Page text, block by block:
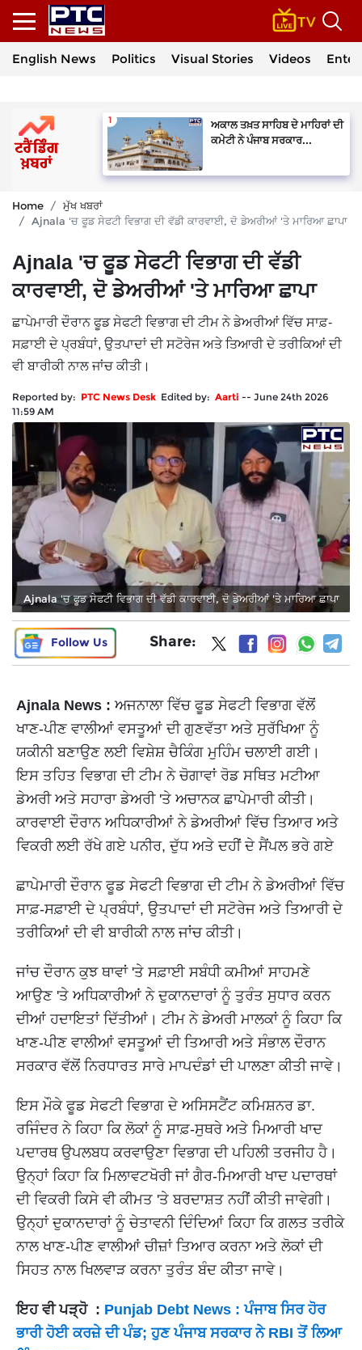
English News Politics Visual Stories Videos
ਅਕਾਲ ਤਖ਼ਤ ਸਾਹਿਬ ਦੇ ਮਾਹਿਰਾਂ ਦੀ
ਕਮੇਟੀ ਨੇ ਪੰਜਾਬ ਸਰਕਾਰ...
Home
ਮੁੱਖ ਖਬਰਾਂ
Ajnala 'ਚ ਫੂਡ ਸੇਫਟੀ ਵਿਭਾਗ ਦੀ ਵੱਡੀ ਕਾਰਵਾਈ, ਦੋ ਡੇਅਰੀਆਂ 'ਤੇ ਮਾਰਿਆ ਛਾਪਾ
Ajnala 'ਚ ਫੂਡ ਸੇਫਟੀ ਵਿਭਾਗ ਦੀ ਵੱਡੀ
ਕਾਰਵਾਈ, ਦੋ ਡੇਅਰੀਆਂ 'ਤੇ ਮਾਰਿਆ ਛਾਪਾ
ਛਾਪੇਮਾਰੀ ਦੌਰਾਨ ਫੂਡ ਸੇਫਟੀ ਵਿਭਾਗ ਦੀ ਟੀਮ ਨੇ ਡੇਅਰੀਆਂ ਵਿੱਚ ਸਾਫ਼-
ਸਫ਼ਾਈ ਦੇ ਪ੍ਰਬੰਧਾਂ, ਉਤਪਾਦਾਂ ਦੀ ਸਟੋਰੇਜ ਅਤੇ ਤਿਆਰੀ ਦੇ ਤਰੀਕਿਆਂ ਦੀ
ਵੀ ਬਾਰੀਕੀ ਨਾਲ ਜਾਂਚ ਕੀਤੀ।
Reported by: PTC News Desk Edited by: Aarti -- June 24th 2026
11:59 AM
Ajnala 'ਚ ਫੂਡ ਸੇਫਟੀ ਵਿਭਾਗ ਦੀ ਵੱਡੀ ਕਾਰਵਾਈ, ਦੋ ਡੇਅਰੀਆਂ 'ਤੇ ਮਾਰਿਆ ਛਾਪਾ
Follow Us Share:
Ajnala News : ਅਜਨਾਲਾ ਵਿੱਚ ਫੂਡ ਸੇਫਟੀ ਵਿਭਾਗ ਵੱਲੋਂ
ਖਾਣ-ਪੀਣ ਵਾਲੀਆਂ ਵਸਤੂਆਂ ਦੀ ਗੁਣਵੱਤਾ ਅਤੇ ਸੁਰੱਖਿਆ ਨੂੰ
ਯਕੀਨੀ ਬਣਾਉਣ ਲਈ ਵਿਸ਼ੇਸ਼ ਚੈਕਿੰਗ ਮੁਹਿੰਮ ਚਲਾਈ ਗਈ।
ਇਸ ਤਹਿਤ ਵਿਭਾਗ ਦੀ ਟੀਮ ਨੇ ਚੋਗਾਵਾਂ ਰੋਡ ਸਥਿਤ ਮਟੀਆ
ਡੇਅਰੀ ਅਤੇ ਸਹਾਰਾ ਡੇਅਰੀ 'ਤੇ ਅਚਾਨਕ ਛਾਪੇਮਾਰੀ ਕੀਤੀ।
ਕਾਰਵਾਈ ਦੌਰਾਨ ਅਧਿਕਾਰੀਆਂ ਨੇ ਡੇਅਰੀਆਂ ਵਿੱਚ ਤਿਆਰ ਅਤੇ
ਵਿਕਰੀ ਲਈ ਰੱਖੇ ਗਏ ਪਨੀਰ, ਦੁੱਧ ਅਤੇ ਦਹੀਂ ਦੇ ਸੈਂਪਲ ਭਰੇ ਗਏ
ਛਾਪੇਮਾਰੀ ਦੌਰਾਨ ਫੂਡ ਸੇਫਟੀ ਵਿਭਾਗ ਦੀ ਟੀਮ ਨੇ ਡੇਅਰੀਆਂ ਵਿੱਚ
ਸਾਫ਼-ਸਫ਼ਾਈ ਦੇ ਪ੍ਰਬੰਧਾਂ, ਉਤਪਾਦਾਂ ਦੀ ਸਟੋਰੇਜ ਅਤੇ ਤਿਆਰੀ ਦੇ
ਤਰੀਕਿਆਂ ਦੀ ਵੀ ਬਾਰੀਕੀ ਨਾਲ ਜਾਂਚ ਕੀਤੀ।
ਜਾਂਚ ਦੌਰਾਨ ਕੁਝ ਥਾਵਾਂ 'ਤੇ ਸਫ਼ਾਈ ਸਬੰਧੀ ਕਮੀਆਂ ਸਾਹਮਣੇ
ਆਉਣ 'ਤੇ ਅਧਿਕਾਰੀਆਂ ਨੇ ਦੁਕਾਨਦਾਰਾਂ ਨੂੰ ਤੁਰੰਤ ਸੁਧਾਰ ਕਰਨ
ਦੀਆਂ ਹਦਾਇਤਾਂ ਦਿੱਤੀਆਂ। ਟੀਮ ਨੇ ਡੇਅਰੀ ਮਾਲਕਾਂ ਨੂੰ ਕਿਹਾ ਕਿ
ਖਾਣ-ਪੀਣ ਵਾਲੀਆਂ ਵਸਤੂਆਂ ਦੀ ਤਿਆਰੀ ਅਤੇ ਸੰਭਾਲ ਦੌਰਾਨ
ਸਰਕਾਰ ਵੱਲੋਂ ਨਿਰਧਾਰਤ ਸਾਰੇ ਮਾਪਦੰਡਾਂ ਦੀ ਪਾਲਣਾ ਕੀਤੀ ਜਾਵੇ।
ਇਸ ਮੌਕੇ ਫੂਡ ਸੇਫਟੀ ਵਿਭਾਗ ਦੇ ਅਸਿਸਟੈਂਟ ਕਮਿਸ਼ਨਰ ਡਾ.
ਰਜਿੰਦਰ ਨੇ ਕਿਹਾ ਕਿ ਲੋਕਾਂ ਨੂੰ ਸਾਫ਼-ਸੁਥਰੇ ਅਤੇ ਮਿਆਰੀ ਖਾਦ
ਪਦਾਰਥ ਉਪਲਬਧ ਕਰਵਾਉਣਾ ਵਿਭਾਗ ਦੀ ਪਹਿਲੀ ਤਰਜੀਹ ਹੈ।
ਉਨ੍ਹਾਂ ਕਿਹਾ ਕਿ ਮਿਲਾਵਟਖੋਰੀ ਜਾਂ ਗੈਰ-ਮਿਆਰੀ ਖਾਦ ਪਦਾਰਥਾਂ
ਦੀ ਵਿਕਰੀ ਕਿਸੇ ਵੀ ਕੀਮਤ 'ਤੇ ਬਰਦਾਸ਼ਤ ਨਹੀਂ ਕੀਤੀ ਜਾਵੇਗੀ।
ਉਨ੍ਹਾਂ ਦੁਕਾਨਦਾਰਾਂ ਨੂੰ ਚੇਤਾਵਨੀ ਦਿੰਦਿਆਂ ਕਿਹਾ ਕਿ ਗਲਤ ਤਰੀਕੇ
ਨਾਲ ਖਾਣ-ਪੀਣ ਵਾਲੀਆਂ ਚੀਜ਼ਾਂ ਤਿਆਰ ਕਰਨਾ ਅਤੇ ਲੋਕਾਂ ਦੀ
ਸਿਹਤ ਨਾਲ ਖਿਲਵਾੜ ਕਰਨਾ ਤੁਰੰਤ ਬੰਦ ਕੀਤਾ ਜਾਵੇ।
ਇਹ ਵੀ ਪੜ੍ਹੋ : Punjab Debt News : ਪੰਜਾਬ ਸਿਰ ਹੋਰ
ਭਾਰੀ ਹੋਈ ਕਰਜ਼ੇ ਦੀ ਪੰਡ; ਹੁਣ ਪੰਜਾਬ ਸਰਕਾਰ ਨੇ RBI ਤੋਂ ਲਿਆ